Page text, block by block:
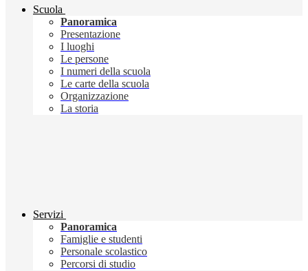
Scuola
Panoramica
Presentazione
I luoghi
Le persone
I numeri della scuola
Le carte della scuola
Organizzazione
La storia
Servizi
Panoramica
Famiglie e studenti
Personale scolastico
Percorsi di studio